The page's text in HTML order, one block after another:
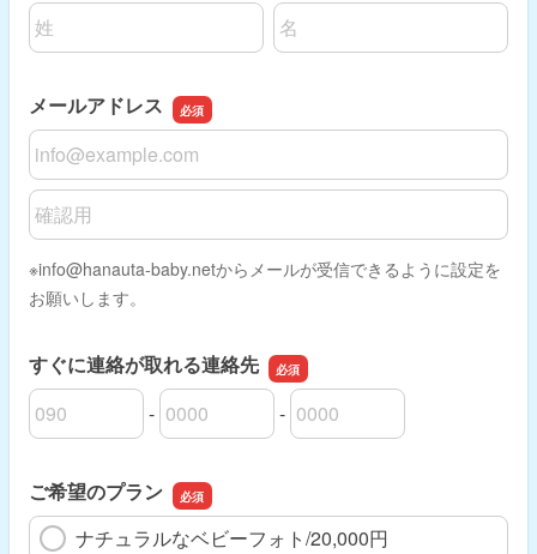
名前の姓
名前の名
メールアドレス
メールアドレス
メールアドレスの確認用
※info@hanauta-baby.netからメールが受信できるように設定を
お願いします。
すぐに連絡が取れる連絡先
すぐに連絡が取れる連絡先の市外局番
-
すぐに連絡が取れる連絡先の市内局番
-
すぐに連絡が取れる連絡先の加入者番号
ご希望のプラン
ナチュラルなベビーフォト/20,000円